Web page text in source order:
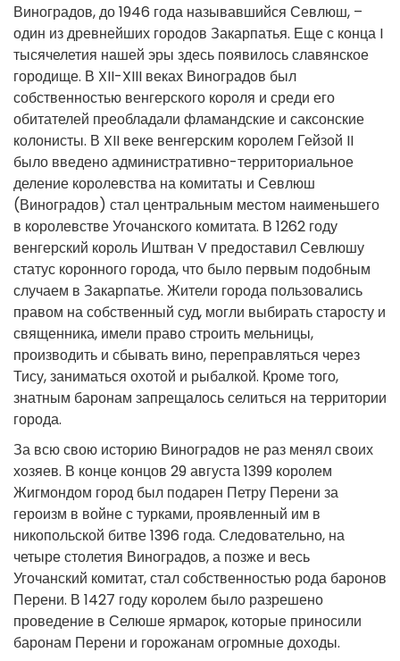
Виноградов, до 1946 года называвшийся Севлюш, –
один из древнейших городов Закарпатья. Еще с конца I
тысячелетия нашей эры здесь появилось славянское
городище. В XII-XIII веках Виноградов был
собственностью венгерского короля и среди его
обитателей преобладали фламандские и саксонские
колонисты. В XII веке венгерским королем Гейзой II
было введено административно-территориальное
деление королевства на комитаты и Севлюш
(Виноградов) стал центральным местом наименьшего
в королевстве Угочанского комитата. В 1262 году
венгерский король Иштван V предоставил Севлюшу
статус коронного города, что было первым подобным
случаем в Закарпатье. Жители города пользовались
правом на собственный суд, могли выбирать старосту и
священника, имели право строить мельницы,
производить и сбывать вино, переправляться через
Тису, заниматься охотой и рыбалкой. Кроме того,
знатным баронам запрещалось селиться на территории
города.
За всю свою историю Виноградов не раз менял своих
хозяев. В конце концов 29 августа 1399 королем
Жигмондом город был подарен Петру Перени за
героизм в войне с турками, проявленный им в
никопольской битве 1396 года. Следовательно, на
четыре столетия Виноградов, а позже и весь
Угочанский комитат, стал собственностью рода баронов
Перени. В 1427 году королем было разрешено
проведение в Селюше ярмарок, которые приносили
баронам Перени и горожанам огромные доходы.